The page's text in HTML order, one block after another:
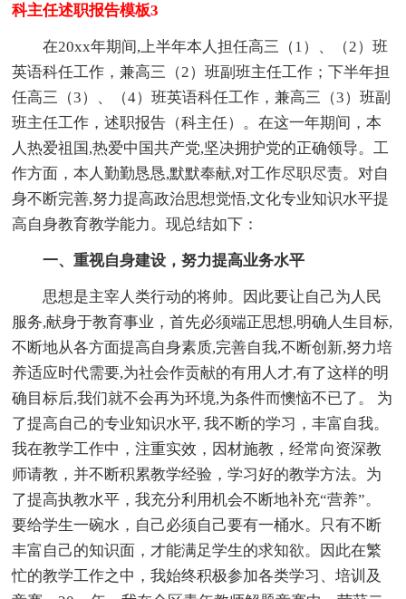
科主任述职报告模板3
在20xx年期间,上半年本人担任高三（1）、（2）班
英语科任工作，兼高三（2）班副班主任工作；下半年担
任高三（3）、（4）班英语科任工作，兼高三（3）班副
班主任工作，述职报告（科主任）。在这一年期间，本
人热爱祖国,热爱中国共产党,坚决拥护党的正确领导。工
作方面，本人勤勤恳恳,默默奉献,对工作尽职尽责。对自
身不断完善,努力提高政治思想觉悟,文化专业知识水平提
高自身教育教学能力。现总结如下：
一、重视自身建设，努力提高业务水平
思想是主宰人类行动的将帅。因此要让自己为人民
服务,献身于教育事业，首先必须端正思想,明确人生目标,
不断地从各方面提高自身素质,完善自我,不断创新,努力培
养适应时代需要,为社会作贡献的有用人才,有了这样的明
确目标后,我们就不会再为环境,为条件而懊恼不已了。 为
了提高自己的专业知识水平, 我不断的学习，丰富自我。
我在教学工作中，注重实效，因材施教，经常向资深教
师请教，并不断积累教学经验，学习好的教学方法。为
了提高执教水平，我充分利用机会不断地补充“营养”。
要给学生一碗水，自己必须自己要有一桶水。只有不断
丰富自己的知识面，才能满足学生的求知欲。因此在繁
忙的教学工作之中，我始终积极参加各类学习、培训及